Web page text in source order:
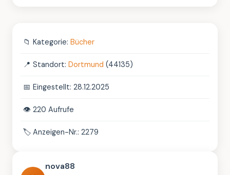
📁 Kategorie: Bücher
📍 Standort: Dortmund (44135)
📅 Eingestellt: 28.12.2025
👁️ 220 Aufrufe
🏷️ Anzeigen-Nr.: 2279
nova88